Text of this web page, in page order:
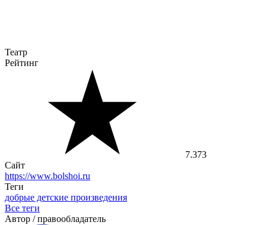
Театр
Рейтинг
7.373
Сайт
https://www.bolshoi.ru
Теги
добрые детские произведения
Все теги
Автор / правообладатель